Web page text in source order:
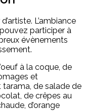
L’ambiance
participer à
évènements
à la coque, de
et
de salade de
de crêpes au
d’orange